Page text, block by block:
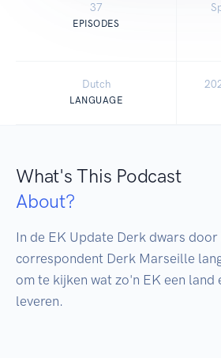
37
EPISODES
Dutch
LANGUAGE
What's This Podcast
About?
In de EK Update Derk dwars
correspondent Derk Marseille
om te kijken wat zo'n EK een land
leveren.